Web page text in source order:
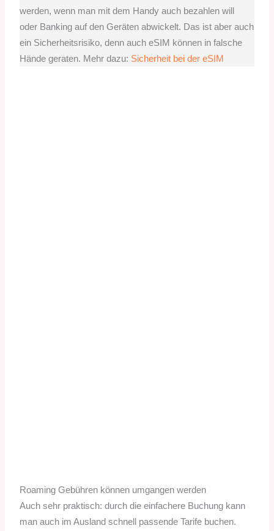
werden, wenn man mit dem Handy auch bezahlen will
oder Banking auf den Geräten abwickelt. Das ist aber auch
ein Sicherheitsrisiko, denn auch eSIM können in falsche
Hände geraten. Mehr dazu: Sicherheit bei der eSIM
Roaming Gebühren können umgangen werden
Auch sehr praktisch: durch die einfachere Buchung kann
man auch im Ausland schnell passende Tarife buchen.